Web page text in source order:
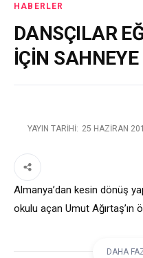
HABERLER
DANSÇILAR
İÇİN
YAYIN TARIHI: 25 HAZIRAN
Almanya’dan kesin dönüş
okulu açan Umut Ağırtaş’ın
DAHA